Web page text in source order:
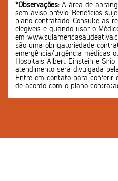
*Observações:A área de
sem aviso prévio. Benefícios
plano contratado. Consulte as
elegíveis e quando usar o
em
são uma obrigatoriedade
emergência/urgência médicas
Hospitais Albert Einstein e Sírio
atendimento será divulgada
Entre em contato para conferir
de acordo com o plano